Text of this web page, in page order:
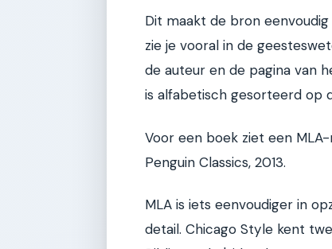
Dit maakt de bron
zie je vooral in de
de auteur en de pagina van
is alfabetisch gesorteerd op
Voor een boek ziet een
Penguin Classics, 2013.
MLA is iets eenvoudiger in
detail. Chicago Style kent